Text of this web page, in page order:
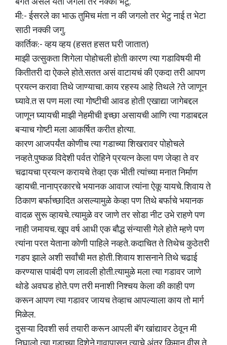
मी:- ईसरले का भाऊ तुमिच मंता न की जगलो तर भेटु नाई त भेटा
साठी नक्की जगु.
कार्तिक:- व्हय व्हय (हसत हसत घरी जातात)
माझी उत्सुकता शिगेला पोहोचली होती कारण त्या गडाविषयी मी
कितीतरी दा ऐकले होते.सतत असं वाटायचं की एकदा तरी आपण
प्रयत्न करावा तिथे जाण्याचा. काय रहस्य आहे तिथले ?ते जाणून
घ्यावे.त स पण मला त्या गोष्टीची आवड होती एखाद्या जागेबद्दल
जाणून घ्यायची माझी नेहमीची इच्छा असायची आणि त्या गडाबद्दल
बऱ्याच गोष्टी मला आकर्षित करीत होत्या.
कारण आजपर्यंत कोणीच त्या गडाच्या शिखरावर पोहोचले
नव्हते.पुष्कळ विदेशी पर्वत रोहिने प्रयत्न केला पण जेव्हा ते वर
चढायचा प्रयत्न करायचे तेव्हा एक भीती त्यांच्या मनात निर्माण
व्हायची. नानाप्रकारचे भयानक आवाज त्यांना ऐकू यायचे. शिवाय ते
ठिकाण बर्फाच्छादित असल्यामुळे केव्हा पण तिथे बर्फाचे भयानक
वादळ सुरू व्हायचे. त्यामुळे वर जाणे तर सोडा नीट उभे राहणे पण
नाही जमायच. खूप वर्ष आधी एक बौद्ध संन्यासी गेले होते म्हणे पण
त्यांना परत येताना कोणी पाहिले नव्हते. कदाचित ते तिथेच कुठेतरी
गडप झाले अशी सर्वांची मत होती. शिवाय शासनाने तिथे चढाई
करण्यास पाबंदी पण लावली होती.त्यामुळे मला त्या गडावर जाणे
थोडे अवघड होते. पण तरी मनाशी निश्चय केला की काही पण
करून आपण त्या गडावर जायच तेव्हाच आपल्याला काय तो मार्ग
मिळेल.
दुसऱ्या दिवशी सर्व तयारी करून आपली बॅग खांद्यावर ठेवून मी